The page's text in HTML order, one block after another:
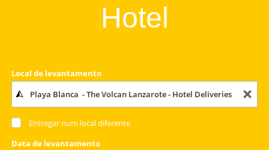
Hotel
Local de levantamento
Entregar num local diferente
Data de levantamento